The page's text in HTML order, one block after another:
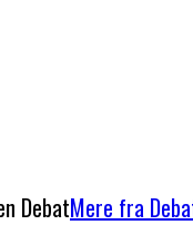
DebatMere fra